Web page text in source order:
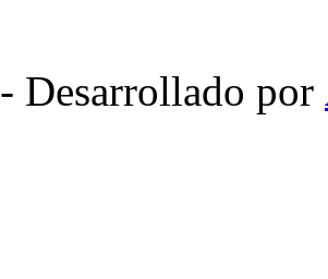
- Desarrollado por